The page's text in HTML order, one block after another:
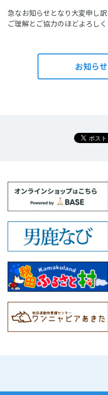
急なお知らせとなり大変申し訳
ご理解とご協力のほどよろしく
お知ら